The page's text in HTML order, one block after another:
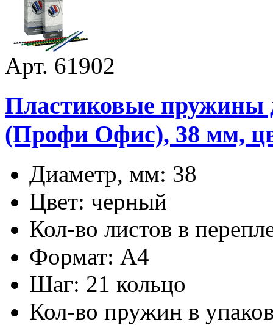
Арт. 61902
Пластиковые пружины
(Профи Офис), 38 мм,
Диаметр, мм: 38
Цвет: черный
Кол-во листов в
Формат: А4
Шаг: 21 кольцо
Кол-во пружин в